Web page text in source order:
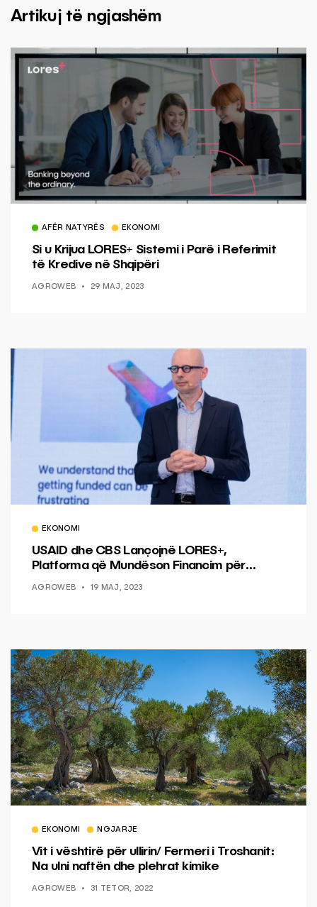
Artikuj të ngjashëm
AFËR NATYRËS EKONOMI
Si u Krijua LORES+ Sistemi i Parë i Referimit
të Kredive në Shqipëri
AGROWEB 29 MAJ, 2023
EKONOMI
USAID dhe CBS Lançojnë LORES+,
Platforma që Mundëson Financim për
AGROWEB 19 MAJ, 2023
EKONOMI NGJARJE
Vit i vështirë për ullirin/ Fermeri i Troshanit:
Na ulni naftën dhe plehrat kimike￼
AGROWEB 31 TETOR, 2022